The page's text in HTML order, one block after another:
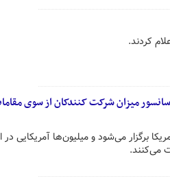
کردند.
سانسور میزان شرکت کنندکان از سوی
برگزار می‌شود و میلیون‌ها آمریکایی در
می‌کنند.